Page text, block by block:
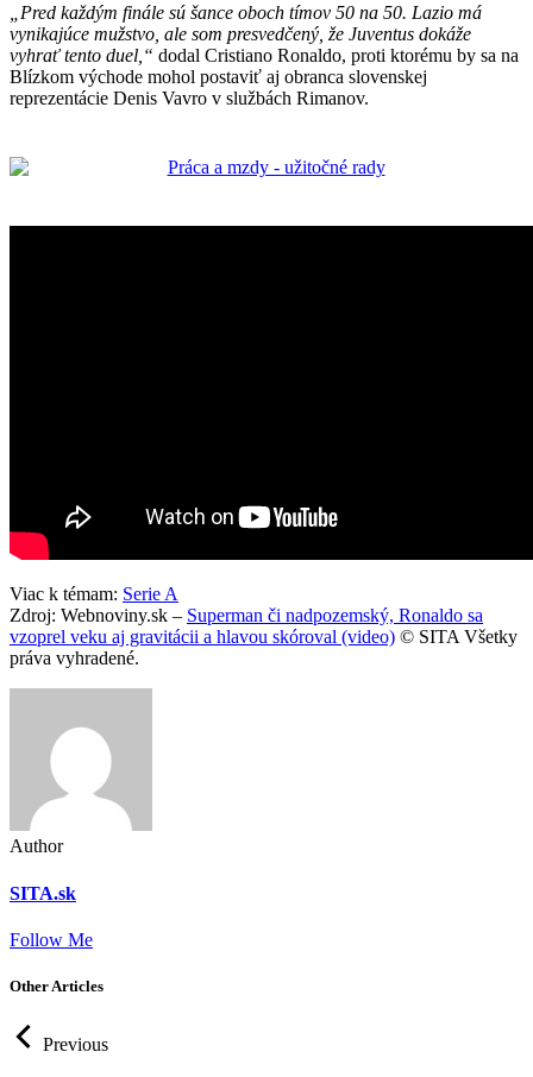
„Pred každým finále sú šance oboch tímov 50 na 50. Lazio má
vynikajúce mužstvo, ale som presvedčený, že Juventus dokáže
vyhrať tento duel,“ dodal Cristiano Ronaldo, proti ktorému by sa na
Blízkom východe mohol postaviť aj obranca slovenskej
reprezentácie Denis Vavro v službách Rimanov.
Viac k témam: Serie A
Zdroj: Webnoviny.sk – Superman či nadpozemský, Ronaldo sa
vzoprel veku aj gravitácii a hlavou skóroval (video) © SITA Všetky
práva vyhradené.
Author
SITA.sk
Follow Me
Other Articles
Previous